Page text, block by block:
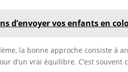
d’envoyer vos enfants en
la bonne approche consiste à
d’un vrai équilibre. C’est